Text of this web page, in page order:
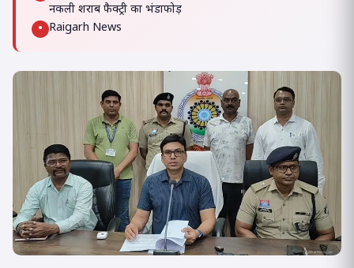
नकली शराब फैक्ट्री का भंडाफोड़
• Raigarh News